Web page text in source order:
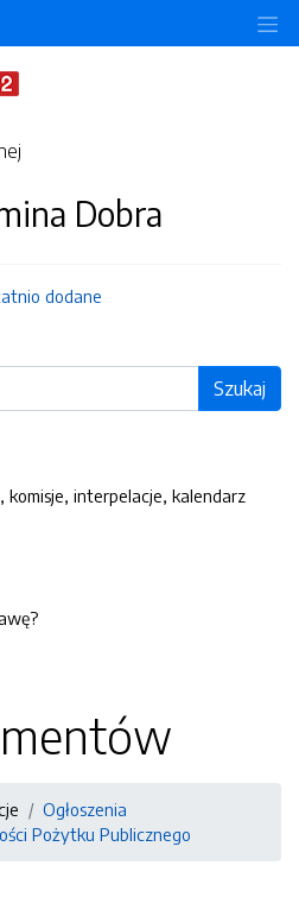
Dobra
dodane
Szukaj
komisje, interpelacje, kalendarz
Ogłoszenia
Pożytku Publicznego